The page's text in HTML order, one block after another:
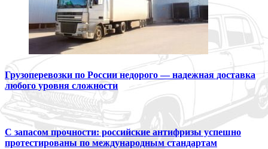
Грузоперевозки по России недорого — надежная доставка
любого уровня сложности
С запасом прочности: российские антифризы успешно
протестированы по международным стандартам